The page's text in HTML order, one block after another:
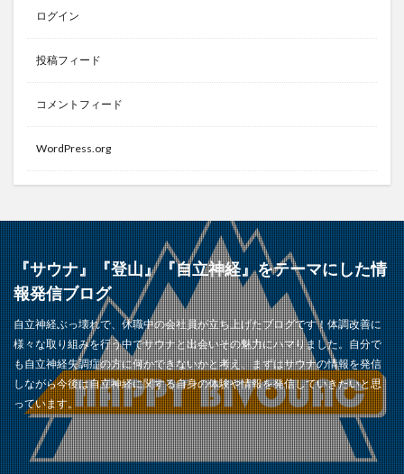
ログイン
投稿フィード
コメントフィード
WordPress.org
『サウナ』『登山』『自立神経』をテーマにした情
報発信ブログ
自立神経ぶっ壊れで、休職中の会社員が立ち上げたブログです！体調改善に
様々な取り組みを行う中でサウナと出会いその魅力にハマりました。自分で
も自立神経失調症の方に何かできないかと考え、まずはサウナの情報を発信
しながら今後は自立神経に関する自身の体験や情報を発信していきたいと思
っています。